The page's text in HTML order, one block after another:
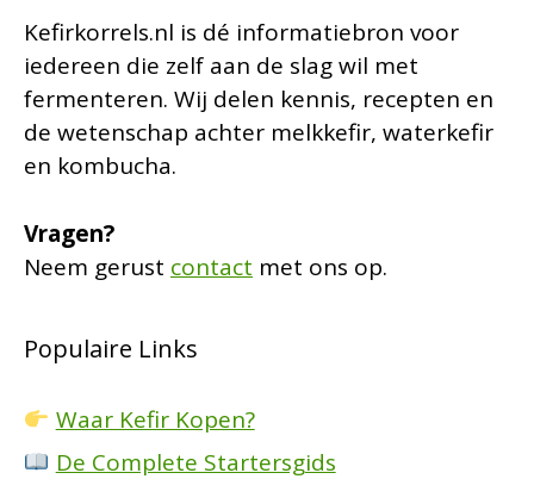
Kefirkorrels.nl is dé informatiebron voor
iedereen die zelf aan de slag wil met
fermenteren. Wij delen kennis, recepten en
de wetenschap achter melkkefir, waterkefir
en kombucha.
Vragen?
Neem gerust contact met ons op.
Populaire Links
Waar Kefir Kopen?
De Complete Startersgids